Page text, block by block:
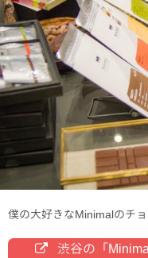
僕の大好きなMinimalのチョ
渋谷の「